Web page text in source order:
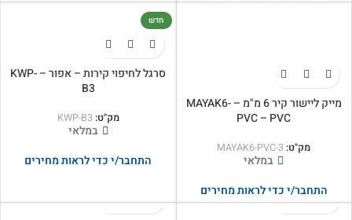
מייק ליישור קיר 6 מ"מ – MAYAK6-
PVC – PVC
מק"ט: MAYAK6-PVC-3
במלאי
התחבר/י כדי לראות מחירים
חדש
סרגל לחיפוי קירות – אפור – KWP-
B3
מק"ט: KWP-B3
במלאי
התחבר/י כדי לראות מחירים